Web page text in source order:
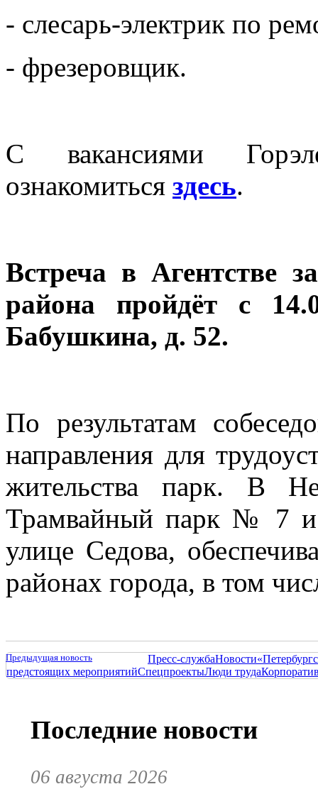
- слесарь-электрик по
- фрезеровщик.
С вакансиями
ознакомиться здесь.
Встреча в Агентстве
района пройдёт с
Бабушкина, д. 52.
По результатам
направления для
жительства парк. В
Трамвайный парк № 7
улице Седова,
районах города, в том
Предыдущая новость Пресс-службаНовости
предстоящих мероприятийСпецпроектыЛюди труда
Последние новости
06 августа 2026